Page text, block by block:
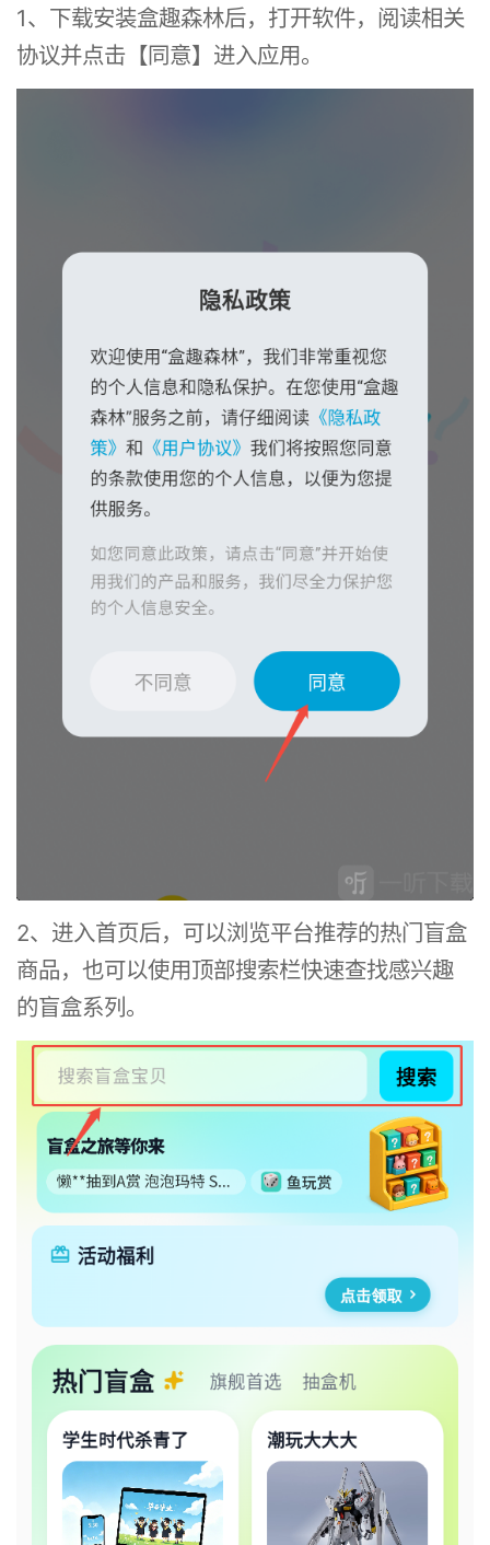
1、下载安装盒趣森林后，打开软件，阅读相关
协议并点击【同意】进入应用。
2、进入首页后，可以浏览平台推荐的热门盲盒
商品，也可以使用顶部搜索栏快速查找感兴趣
的盲盒系列。